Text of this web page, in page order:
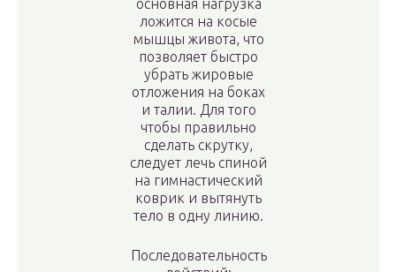
основная нагрузка
ложится на косые
мышцы живота, что
позволяет быстро
убрать жировые
отложения на боках
и талии. Для того
чтобы правильно
сделать скрутку,
следует лечь спиной
на гимнастический
коврик и вытянуть
тело в одну линию.
Последовательность